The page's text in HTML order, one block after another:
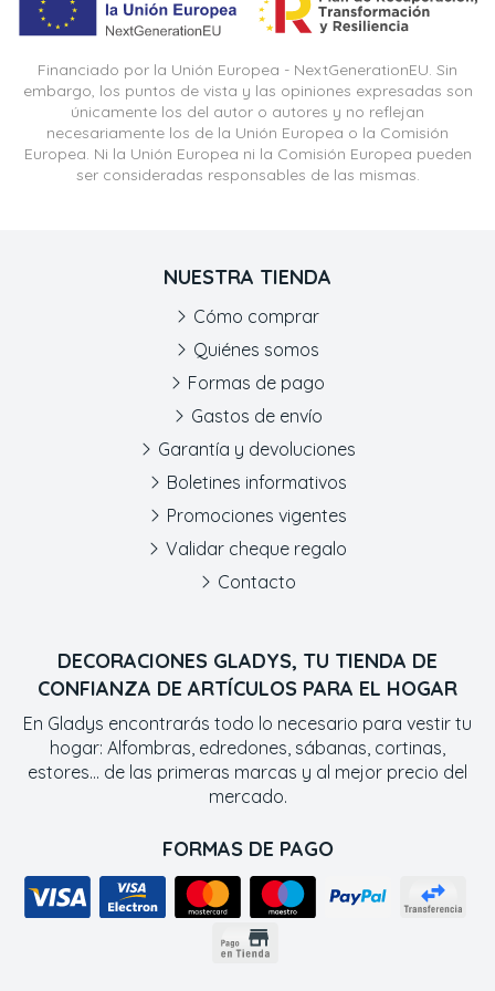
Financiado por la Unión Europea - NextGenerationEU. Sin
embargo, los puntos de vista y las opiniones expresadas son
únicamente los del autor o autores y no reflejan
necesariamente los de la Unión Europea o la Comisión
Europea. Ni la Unión Europea ni la Comisión Europea pueden
ser consideradas responsables de las mismas.
DECORACIONES GLADYS, TU TIENDA DE
CONFIANZA DE ARTÍCULOS PARA EL HOGAR
En Gladys encontrarás todo lo necesario para vestir tu
hogar: Alfombras, edredones, sábanas, cortinas,
estores... de las primeras marcas y al mejor precio del
mercado.
FORMAS DE PAGO
NUESTRA TIENDA
Cómo comprar
Quiénes somos
Formas de pago
Gastos de envío
Garantía y devoluciones
Boletines informativos
Promociones vigentes
Validar cheque regalo
Contacto